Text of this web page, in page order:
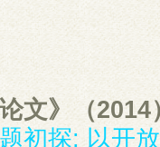
文》（2014
初探: 以开